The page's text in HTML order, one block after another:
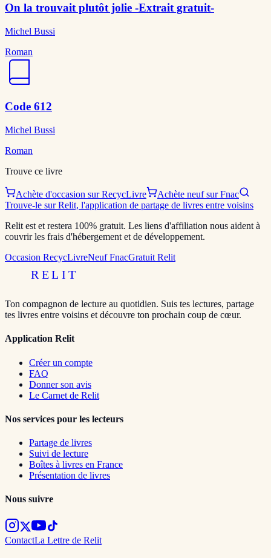
On la trouvait plutôt jolie -Extrait gratuit-
Michel Bussi
Roman
Code 612
Michel Bussi
Roman
Trouve ce livre
Achète d'occasion sur RecycLivre
Achète neuf sur Fnac
Trouve-le sur Relit, l'application de partage de livres entre voisins
Relit est et restera 100% gratuit. Les liens d'affiliation nous aident à
couvrir les frais d'hébergement et de développement.
Occasion RecycLivreNeuf FnacGratuit Relit
RELIT
Ton compagnon de lecture au quotidien. Suis tes lectures, partage
tes livres entre voisins et découvre ton prochain coup de cœur.
Application Relit
Créer un compte
FAQ
Donner son avis
Le Carnet de Relit
Nos services pour les lecteurs
Partage de livres
Suivi de lecture
Boîtes à livres en France
Présentation de livres
Nous suivre
ContactLa Lettre de Relit